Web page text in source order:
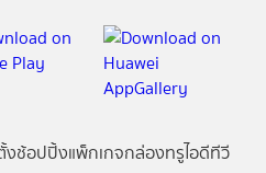
งช้อปปิ้งแพ็กเกจกล่องทรูไอดีทีวี